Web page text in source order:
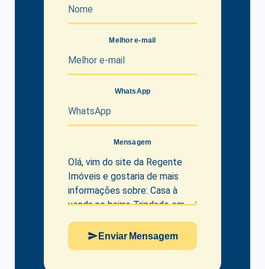
Melhor e-mail
WhatsApp
Mensagem
Enviar Mensagem